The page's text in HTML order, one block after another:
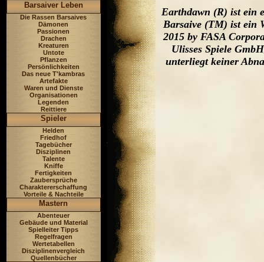
Barsaiver Leben
Die Rassen Barsaives
Dämonen
Passionen
Drachen
Kreaturen
Untote
Pflanzen
Persönlichkeiten
Das neue T'kambras
Artefakte
Waren und Dienste
Organisationen
Legenden
Reittiere
Spieler
Helden
Friedhof
Tagebücher
Disziplinen
Talente
Kniffe
Fertigkeiten
Zaubersprüche
Charaktererschaffung
Vorteile & Nachteile
Mastern
Abenteuer
Gebäude und Material
Spielleiter Tipps
Regelfragen
Wertetabellen
Disziplinenvergleich
Quellenbücher
Earthdawn (R) ist ein
Barsaive (TM) ist ein
2015 by FASA
Ulisses Spiele
unterliegt keiner